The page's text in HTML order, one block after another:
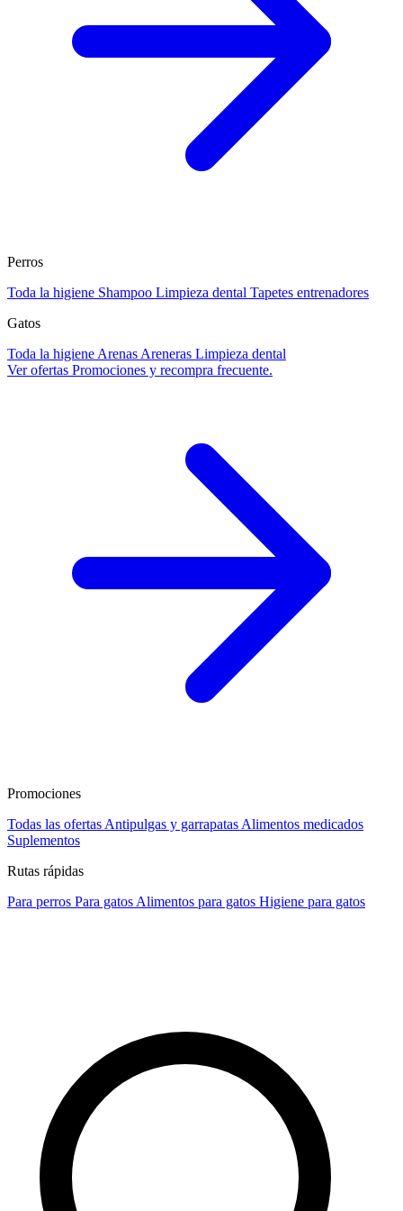
Perros
Toda la higiene Shampoo Limpieza dental Tapetes entrenadores
Gatos
Toda la higiene Arenas Areneras Limpieza dental
Ver ofertas Promociones y recompra frecuente.
Promociones
Todas las ofertas Antipulgas y garrapatas Alimentos medicados
Suplementos
Rutas rápidas
Para perros Para gatos Alimentos para gatos Higiene para gatos